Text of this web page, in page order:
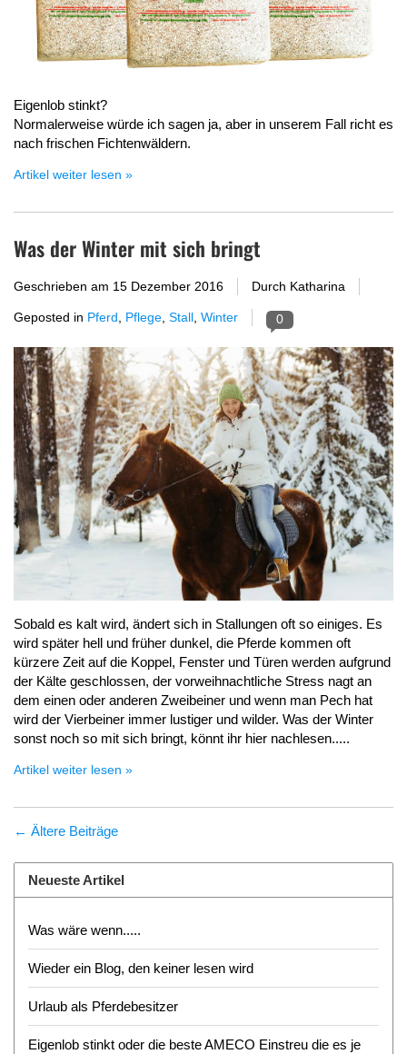
Eigenlob stinkt?
Normalerweise würde ich sagen ja, aber in unserem Fall richt es
nach frischen Fichtenwäldern.
Artikel weiter lesen »
Was der Winter mit sich bringt
Geschrieben am 15 Dezember 2016 Durch Katharina
Geposted in Pferd Pflege Stall Winter 0
Sobald es kalt wird, ändert sich in Stallungen oft so einiges. Es
wird später hell und früher dunkel, die Pferde kommen oft
kürzere Zeit auf die Koppel, Fenster und Türen werden aufgrund
der Kälte geschlossen, der vorweihnachtliche Stress nagt an
dem einen oder anderen Zweibeiner und wenn man Pech hat
wird der Vierbeiner immer lustiger und wilder. Was der Winter
sonst noch so mit sich bringt, könnt ihr hier nachlesen.....
Artikel weiter lesen »
← Ältere Beiträge
Neueste Artikel
Was wäre wenn.....
Wieder ein Blog, den keiner lesen wird
Urlaub als Pferdebesitzer
Eigenlob stinkt oder die beste AMECO Einstreu die es je